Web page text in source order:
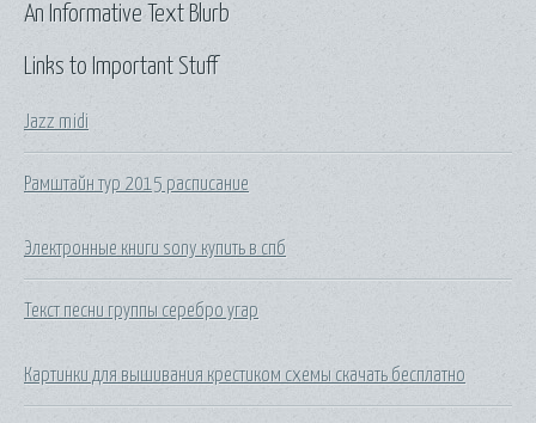
Links to Important Stuff
Jazz midi
Рамштайн тур 2015 расписание
Электронные книги sony купить в спб
Текст песни группы серебро угар
Картинки для вышивания крестиком схемы скачать бесплатно
An Informative Text Blurb